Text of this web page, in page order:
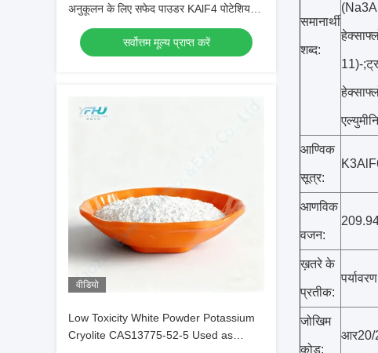
अनुकूलन के लिए सफेद पाउडर KAlF4 पोटेशियम
क्रायोलाइट
सर्वोत्तम मूल्य प्राप्त करें
वीडियो
Low Toxicity White Powder Potassium
Cryolite CAS13775-52-5 Used as
समानार्थी
शब्द:
11)-
आण्विक
सूत्र:
आणविक
वजन:
ख़तरे के
प्रतीक:
जोखिम
कोड:
आर20/